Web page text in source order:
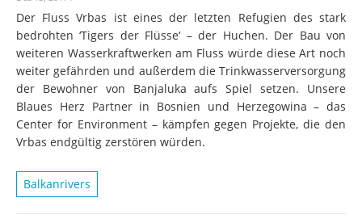
Der Fluss Vrbas ist eines der letzten Refugien des stark
bedrohten ‘Tigers der Flüsse‘ – der Huchen. Der Bau von
weiteren Wasserkraftwerken am Fluss würde diese Art noch
weiter gefährden und außerdem die Trinkwasserversorgung
der Bewohner von Banjaluka aufs Spiel setzen. Unsere
Blaues Herz Partner in Bosnien und Herzegowina – das
Center for Environment – kämpfen gegen Projekte, die den
Vrbas endgültig zerstören würden.
Balkanrivers